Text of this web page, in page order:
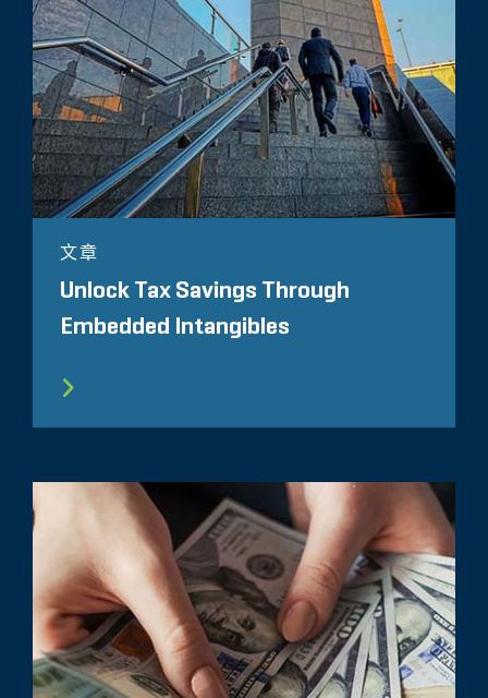
文章
Unlock Tax Savings Through
Embedded Intangibles